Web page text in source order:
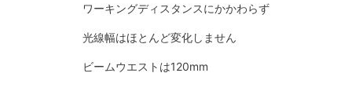
ワーキングディスタンスにかかわらず
光線幅はほとんど変化しません
ビームウエストは120mm